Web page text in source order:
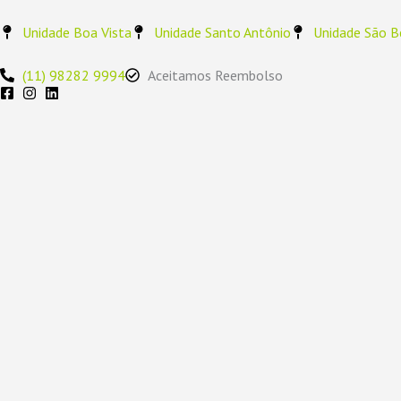
para
conteúdo
Unidade Boa Vista Unidade Santo Antônio Unidade São
(11) 98282 9994 Aceitamos Reembolso